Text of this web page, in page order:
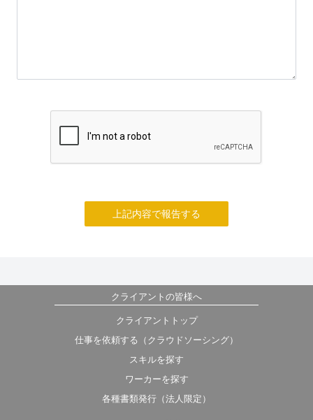
上記内容で報告する
クライアントの皆様へ
クライアントトップ
仕事を依頼する（クラウドソーシング）
スキルを探す
ワーカーを探す
各種書類発行（法人限定）